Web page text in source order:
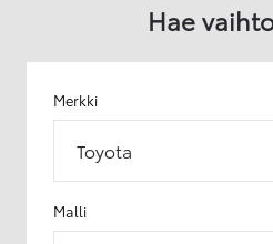
Hae
Merkki
Toyota
Malli